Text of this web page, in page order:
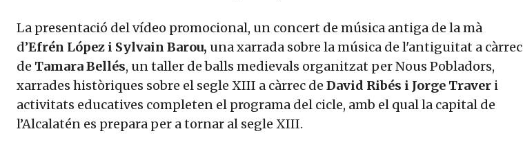
La presentació del vídeo promocional, un concert de música antiga de la mà
d’Efrén López i Sylvain Barou, una xarrada sobre la música de l'antiguitat a càrrec
de Tamara Bellés, un taller de balls medievals organitzat per Nous Pobladors,
xarrades històriques sobre el segle XIII a càrrec de David Ribés i Jorge Traver i
activitats educatives completen el programa del cicle, amb el qual la capital de
l’Alcalatén es prepara per a tornar al segle XIII.